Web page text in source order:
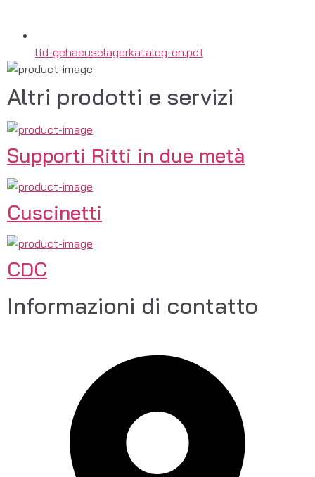
lfd-gehaeuselagerkatalog-en.pdf
Altri prodotti e servizi
Supporti Ritti in due metà
Cuscinetti
CDC
Informazioni di contatto